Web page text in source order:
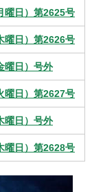
曜日）第2625号
曜日）第2626号
曜日）号外
曜日）第2627号
曜日）号外
曜日）第2628号